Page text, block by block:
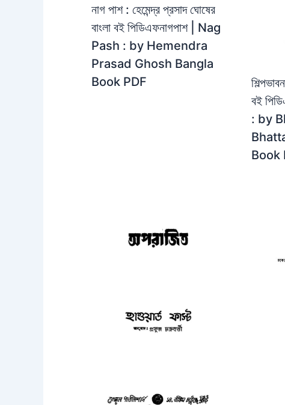
নাগ পাশ : হেমেন্দ্র প্রসাদ ঘোষের
বাংলা বই পিডিএফনাগপাশ | Nag
Pash : by Hemendra
Prasad Ghosh Bangla
Book PDF
বই
: by
Book